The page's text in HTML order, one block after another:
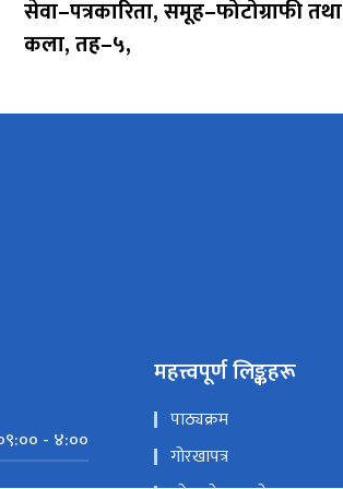
सेवा–पत्रकारिता, समूह–फोटोग्राफी तथा
कला, तह–५,
- ४:००
महत्त्वपूर्ण लिङ्कहरू
पाठ्यक्रम
गोरखापत्र